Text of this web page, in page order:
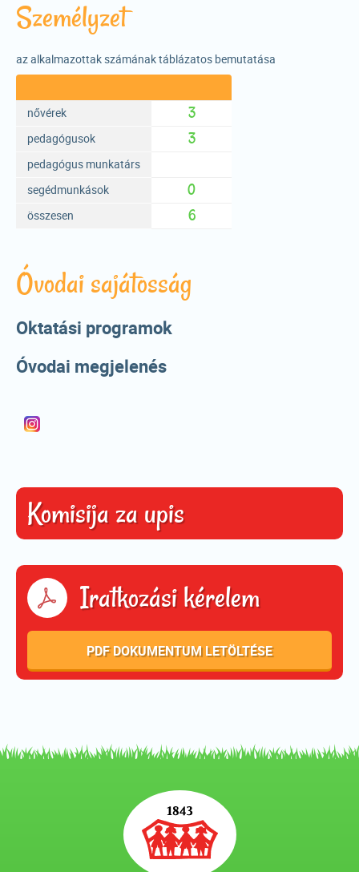
Személyzet
az alkalmazottak számának táblázatos bemutatása
nővérek 3
pedagógusok 3
pedagógus munkatárs
segédmunkások
0
összesen 6
Óvodai sajátosság
Oktatási programok
Óvodai megjelenés
Komisija za upis
Iratkozási kérelem
PDF DOKUMENTUM LETÖLTÉSE